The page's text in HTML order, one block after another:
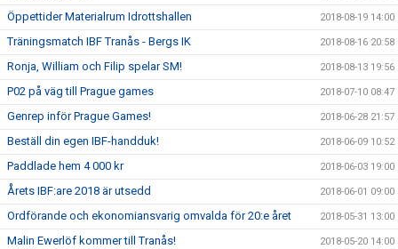
Öppettider Materialrum Idrottshallen 2018-08-19 14:00
Träningsmatch IBF Tranås - Bergs IK 2018-08-16 20:58
Ronja, William och Filip spelar SM! 2018-08-13 19:56
P02 på väg till Prague games 2018-07-10 08:47
Genrep inför Prague Games! 2018-06-28 21:57
Beställ din egen IBF-handduk! 2018-06-09 10:52
Paddlade hem 4 000 kr 2018-06-03 19:00
Årets IBF:are 2018 är utsedd 2018-06-01 09:00
Ordförande och ekonomiansvarig omvalda för 20:e året 2018-05-31 13:00
Malin Ewerlöf kommer till Tranås! 2018-05-20 14:00